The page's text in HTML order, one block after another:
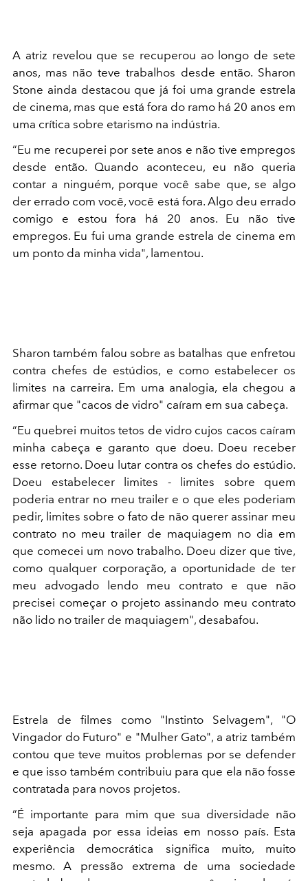
A atriz revelou que se recuperou ao longo de sete
anos, mas não teve trabalhos desde então. Sharon
Stone ainda destacou que já foi uma grande estrela
de cinema, mas que está fora do ramo há 20 anos em
uma crítica sobre etarismo na indústria.
“Eu me recuperei por sete anos e não tive empregos
desde então. Quando aconteceu, eu não queria
contar a ninguém, porque você sabe que, se algo
der errado com você, você está fora. Algo deu errado
comigo e estou fora há 20 anos. Eu não tive
empregos. Eu fui uma grande estrela de cinema em
um ponto da minha vida", lamentou.
Sharon também falou sobre as batalhas que enfretou
contra chefes de estúdios, e como estabelecer os
limites na carreira. Em uma analogia, ela chegou a
afirmar que "cacos de vidro" caíram em sua cabeça.
“Eu quebrei muitos tetos de vidro cujos cacos caíram
minha cabeça e garanto que doeu. Doeu receber
esse retorno. Doeu lutar contra os chefes do estúdio.
Doeu estabelecer limites - limites sobre quem
poderia entrar no meu trailer e o que eles poderiam
pedir, limites sobre o fato de não querer assinar meu
contrato no meu trailer de maquiagem no dia em
que comecei um novo trabalho. Doeu dizer que tive,
como qualquer corporação, a oportunidade de ter
meu advogado lendo meu contrato e que não
precisei começar o projeto assinando meu contrato
não lido no trailer de maquiagem", desabafou.
Estrela de filmes como "Instinto Selvagem", "O
Vingador do Futuro" e "Mulher Gato", a atriz também
contou que teve muitos problemas por se defender
e que isso também contribuiu para que ela não fosse
contratada para novos projetos.
“É importante para mim que sua diversidade não
seja apagada por essa ideias em nosso país. Esta
experiência democrática significa muito, muito
mesmo. A pressão extrema de uma sociedade